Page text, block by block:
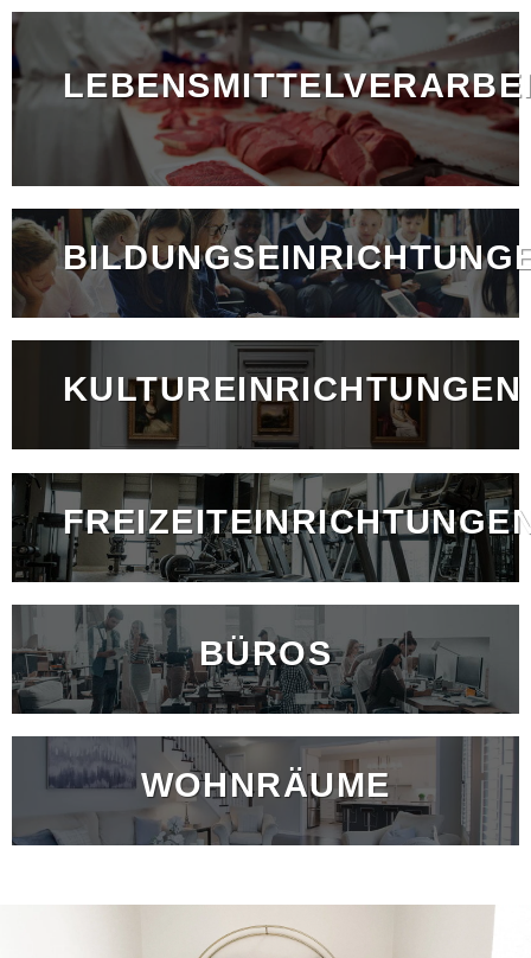
KULTUREINRICHTUNGEN
BÜROS
WOHNRÄUME